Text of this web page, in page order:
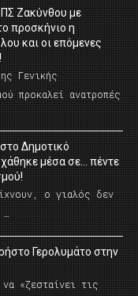
Ζακύνθου με
προσκήνιο η
και οι επόμενες
Γενικής
προκαλεί ανατροπές
Δημοτικό
μέσα σε… πέντε
ο γιαλός δεν
…
Γερολυμάτο στην
«ζεσταίνει τις